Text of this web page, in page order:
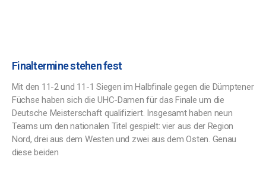
Finaltermine stehen fest
Mit den 11-2 und 11-1 Siegen im Halbfinale gegen die Dümptener
Füchse haben sich die UHC-Damen für das Finale um die
Deutsche Meisterschaft qualifiziert. Insgesamt haben neun
Teams um den nationalen Titel gespielt: vier aus der Region
Nord, drei aus dem Westen und zwei aus dem Osten. Genau
diese beiden